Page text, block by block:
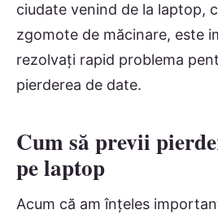
ciudate venind de la laptop,
zgomote de măcinare, este
rezolvați rapid problema
pierderea de date.
Cum să previi
pe laptop
Acum că am înțeles